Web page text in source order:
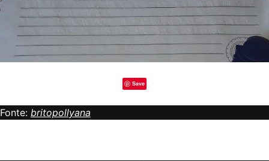
Save
Fonte: britopollyana